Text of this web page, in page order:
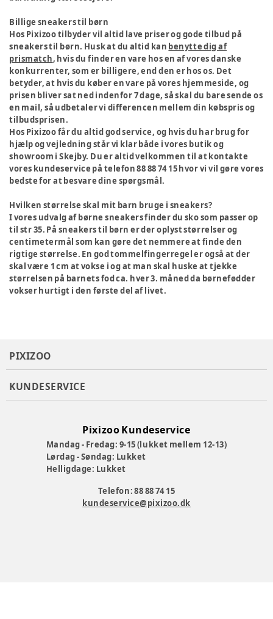
Billige sneakers til børn
Hos Pixizoo tilbyder vil altid lave priser og gode tilbud på
sneakers til børn. Husk at du altid kan benytte dig af
prismatch, hvis du finder en vare hos en af vores danske
konkurrenter, som er billigere, end den er hos os. Det
betyder, at hvis du køber en vare på vores hjemmeside, og
prisen bliver sat ned indenfor 7 dage, så skal du bare sende os
en mail, så udbetaler vi differencen mellem din købspris og
tilbudsprisen.
Hos Pixizoo får du altid god service, og hvis du har brug for
hjælp og vejledning står vi klar både i vores butik og
showroom i Skejby. Du er altid velkommen til at kontakte
vores kundeservice på telefon 88 88 74 15 hvor vi vil gøre vores
bedste for at besvare dine spørgsmål.
Hvilken størrelse skal mit barn bruge i sneakers?
I vores udvalg af børne sneakers finder du sko som passer op
til str 35. På sneakers til børn er der oplyst størrelser og
centimetermål som kan gøre det nemmere at finde den
rigtige størrelse. En god tommelfingerregel er også at der
skal være 1 cm at vokse i og at man skal huske at tjekke
størrelsen på barnets fod ca. hver 3. måned da børnefødder
vokser hurtigt i den første del af livet.
PIXIZOO
KUNDESERVICE
Pixizoo Kundeservice
Mandag - Fredag: 9-15 (lukket mellem 12-13)
Lørdag - Søndag: Lukket
Helligdage: Lukket
Telefon: 88 88 74 15
kundeservice@pixizoo.dk